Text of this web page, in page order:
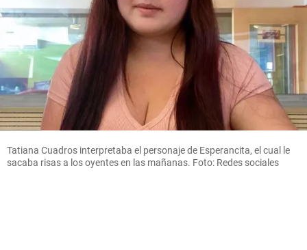
Tatiana Cuadros interpretaba el personaje de Esperancita, el cual le
sacaba risas a los oyentes en las mañanas. Foto: Redes sociales